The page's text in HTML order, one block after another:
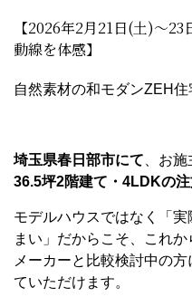
【2026年2月21日(土)～
動線を体感】
自然素材の和モダンZEH住
埼玉県春日部市にて 、お
36.5坪2階建て・4LDKの
モデルハウスではなく「
まい」だからこそ、これ
メーカーと比較検討中の
ていただけます。